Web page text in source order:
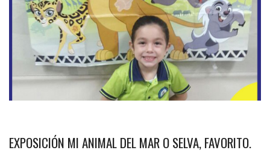
EXPOSICIÓN MI ANIMAL DEL MAR O SELVA, FAVORITO.